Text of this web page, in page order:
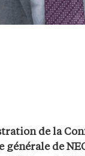
de la
de